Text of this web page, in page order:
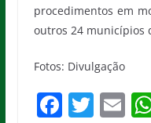
procedimentos em
outros 24 municípios
Fotos: Divulgação
F T E